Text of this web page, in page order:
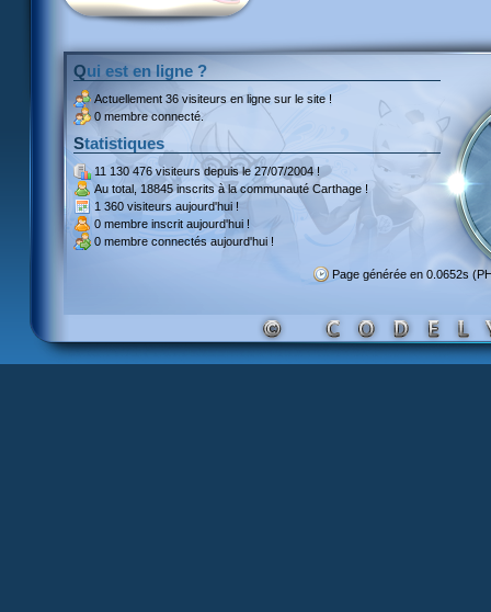
Qui est en ligne ?
Actuellement 36 visiteurs en ligne sur le site !
0 membre connecté.
Statistiques
11 130 476 visiteursdepuis le 27/07/2004 !
Au total, 18845 inscritsà la communauté Carthage !
1 360 visiteurs aujourd'hui !
0 membre inscrit aujourd'hui !
0 membre connectés aujourd'hui !
Page générée en 0.0652s